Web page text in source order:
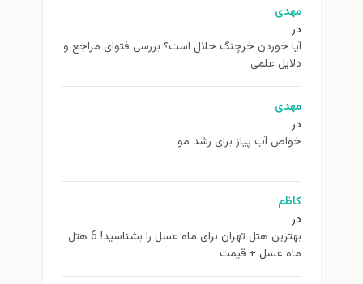
مهدی
در
آیا خوردن خرچنگ حلال است؟ بررسی فتوای مراجع و
دلایل علمی
مهدی
در
خواص آب پیاز برای رشد مو
کاظم
در
بهترین هتل تهران برای ماه عسل را بشناسید! 6 هتل
ماه عسل + قیمت